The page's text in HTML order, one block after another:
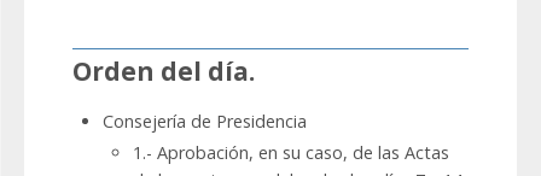
Orden del día.
Consejería de Presidencia
1.- Aprobación, en su caso, de las Actas